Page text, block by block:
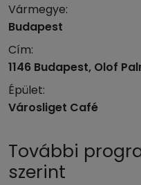
Vármegye:
Budapest
Cím:
1146 Budapest, Olof
Épület:
Városliget Café
További
szerint